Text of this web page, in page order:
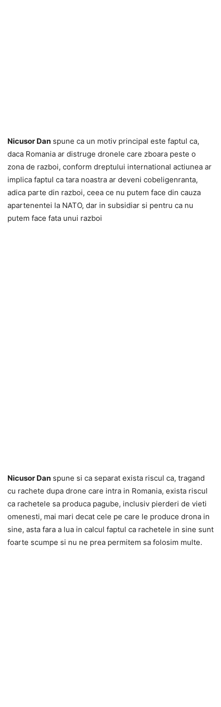
Nicusor Dan spune ca un motiv principal este faptul ca,
daca Romania ar distruge dronele care zboara peste o
zona de razboi, conform dreptului international actiunea ar
implica faptul ca tara noastra ar deveni cobeligenranta,
adica parte din razboi, ceea ce nu putem face din cauza
apartenentei la NATO, dar in subsidiar si pentru ca nu
putem face fata unui razboi
Nicusor Dan spune si ca separat exista riscul ca, tragand
cu rachete dupa drone care intra in Romania, exista riscul
ca rachetele sa produca pagube, inclusiv pierderi de vieti
omenesti, mai mari decat cele pe care le produce drona in
sine, asta fara a lua in calcul faptul ca rachetele in sine sunt
foarte scumpe si nu ne prea permitem sa folosim multe.